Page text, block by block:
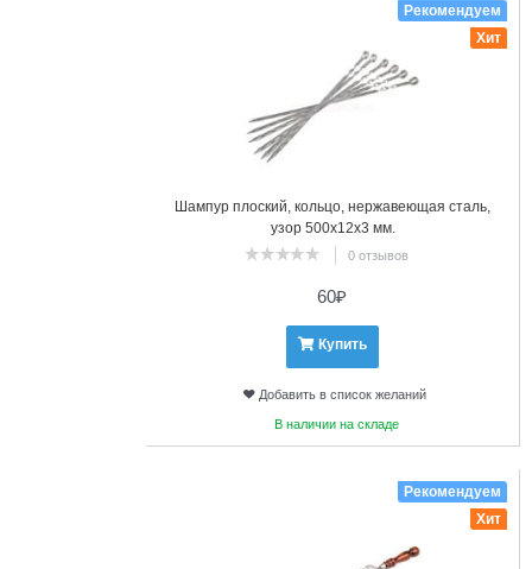
Шампур плоский, кольцо, нержавеющая сталь,
узор 500х12х3 мм.
0 отзывов
Рекомендуем
Хит
60₽
Купить
Добавить в список желаний
В наличии на складе
Рекомендуем
Хит